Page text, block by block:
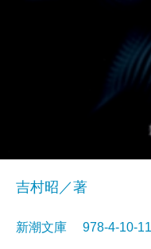
吉村昭／著
新潮文庫 978-4-10-